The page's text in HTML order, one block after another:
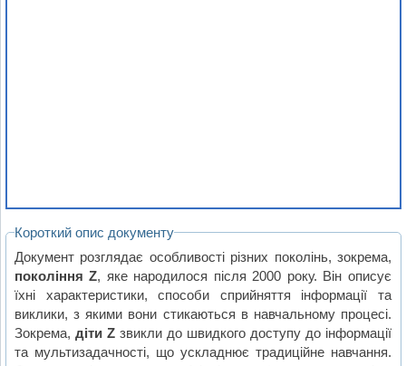
Короткий опис документу
Документ розглядає особливості різних поколінь, зокрема,
покоління Z, яке народилося після 2000 року. Він описує
їхні характеристики, способи сприйняття інформації та
виклики, з якими вони стикаються в навчальному процесі.
Зокрема,діти Z звикли до швидкого доступу до інформації
та мультизадачності, що ускладнює традиційне навчання.